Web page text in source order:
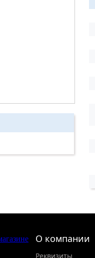
О компании
Реквизиты